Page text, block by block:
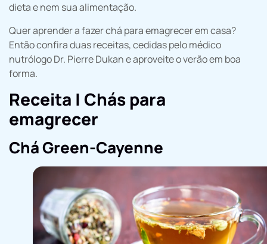
dieta e nem sua alimentação.
Quer aprender a fazer chá para emagrecer em casa?
Então confira duas receitas, cedidas pelo médico
nutrólogo Dr. Pierre Dukan e aproveite o verão em boa
forma.
Receita | Chás para
emagrecer
Chá Green-Cayenne